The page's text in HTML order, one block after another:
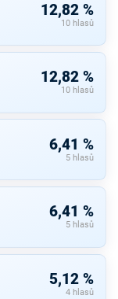
12,82 %
10 hlasů
12,82 %
10 hlasů
6,41 %
5 hlasů
6,41 %
5 hlasů
5,12 %
4 hlasů